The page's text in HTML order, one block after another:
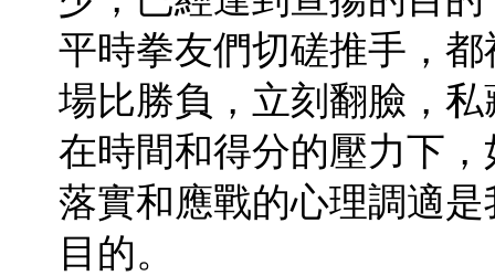
平時拳友們切磋推手，
場比勝負，立刻翻臉，
在時間和得分的壓力下
落實和應戰的心理調適
目的。